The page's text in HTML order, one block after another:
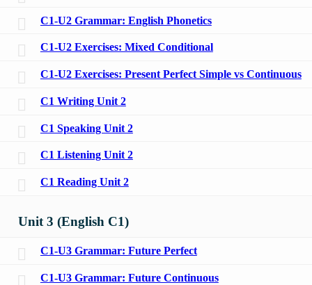
C1-U2 Grammar: English Phonetics
C1-U2 Exercises: Mixed Conditional
C1-U2 Exercises: Present Perfect Simple vs Continuous
C1 Writing Unit 2
C1 Speaking Unit 2
C1 Listening Unit 2
C1 Reading Unit 2
Unit 3 (English C1)
C1-U3 Grammar: Future Perfect
C1-U3 Grammar: Future Continuous